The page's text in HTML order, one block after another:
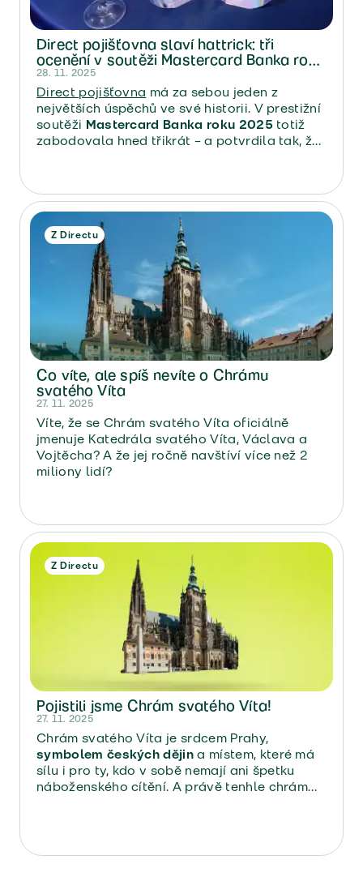
Direct pojišťovna slaví hattrick: tři
ocenění v soutěži Mastercard Banka roku
2025
28. 11. 2025
Direct pojišťovna má za sebou jeden z
největších úspěchů ve své historii. V prestižní
soutěži Mastercard Banka roku 2025totiž
zabodovala hned třikrát – a potvrdila tak, že
realita.
Z Directu
Co víte, ale spíš nevíte o Chrámu
svatého Víta
27. 11. 2025
Víte, že se Chrám svatého Víta oficiálně
jmenuje Katedrála svatého Víta, Václava a
Vojtěcha? A že jej ročně navštíví více než 2
miliony lidí?
Z Directu
Pojistili jsme Chrám svatého Víta!
27. 11. 2025
Chrám svatého Víta je srdcem Prahy,
symbolem českých dějina místem, které má
sílu i pro ty, kdo v sobě nemají ani špetku
náboženského cítění. A právě tenhle chrám
nových varhan.